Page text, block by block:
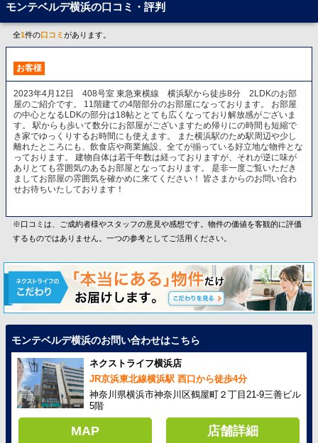
モンテベルデ横浜の口コミ・評判
全1件の口コミ があります。
お客様
2023年4月12日 408号室 東急東横線 横浜駅から徒歩8分 2LDKのお部
屋のご紹介です。 11階建ての4階部分のお部屋になっております。 お部屋
の中心となるLDKの部分は18帖ととても広くなっており解放感がございま
す。 駅からも歩いて数分にお部屋がございますため帰りにの時間も短縮で
き家でゆっくりするお時間にも使えます。 また横浜駅のため駅周辺や少し
離れたところにも、飲食店や商業施設、全てが揃っている好立地な物件とな
っております。 建物自体は若干年数は経っておりますが、それが逆に味が
ありとても雰囲気のあるお部屋となっております。 是非一度ご覧いただき
ましてお部屋の雰囲気を確かめに来てください！ 皆さまからのお問い合わ
せお待ちいたしております！
※口コミは、ご成約者様やスタッフの意見や感想です。物件の価値を客観的に評価
するものではありません。一つの参考としてご活用ください。
モンテベルデ横浜のお問い合わせはこちら
ネクストライフ横浜店
JR京浜東北線横浜駅 西口から徒歩4分
神奈川県横浜市神奈川区鶴屋町２丁目21-9三善ビル
5階
MAP 店舗詳細